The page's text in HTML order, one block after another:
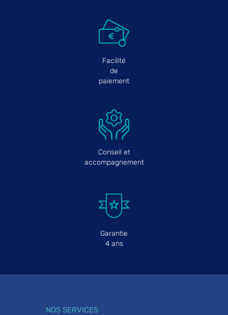
Facilité
de
paiement
Conseil et
accompagnement
Garantie
4 ans
NOS SERVICES